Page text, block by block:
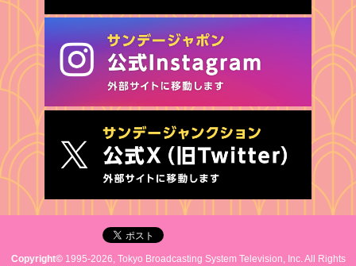
Copyright©1995-2026, Tokyo Broadcasting System Television, Inc. All Rights